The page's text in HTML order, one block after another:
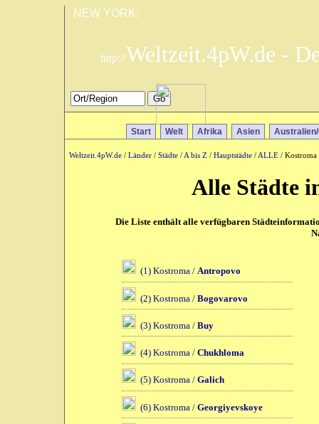
NEW YORK:
http://Weltzeit.4pW.de -
Start Welt Afrika Asien
Weltzeit.4pW.de / Länder / Städte / A bis Z / Hauptstädte / ALLE / Kostroma
Alle Städte
Die Liste enthält alle verfügbaren
(1) Kostroma / Antropovo
(2) Kostroma / Bogovarovo
(3) Kostroma / Buy
(4) Kostroma / Chukhloma
(5) Kostroma / Galich
(6) Kostroma / Georgiyevskoye